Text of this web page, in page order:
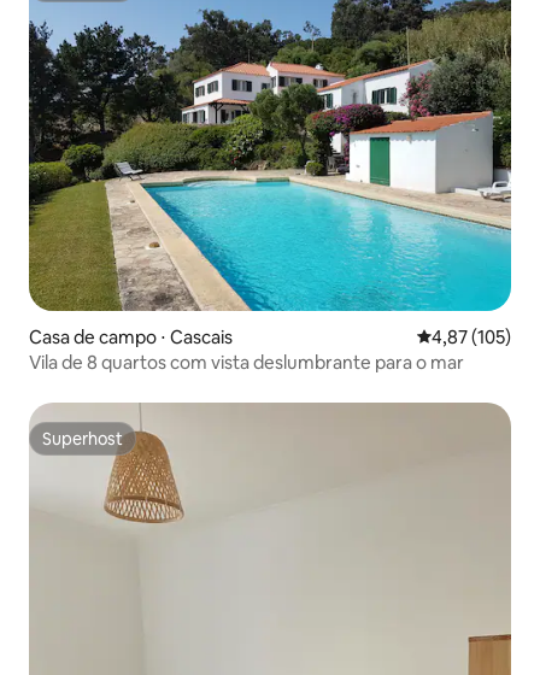
Casa de campo ⋅ Cascais 4,87 de uma
4,87 (105)
Vila de 8 quartos com vista deslumbrante para o mar
Superhost
Superhost